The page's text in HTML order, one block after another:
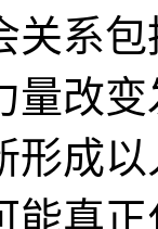
关系
量改
形成
能真